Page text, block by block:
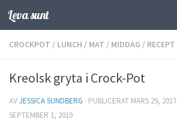
Hoppa till innehåll
Leva sunt
CROCKPOT / LUNCH / MAT / MIDDAG / RECEPT
Kreolsk gryta i Crock-Pot
AVJESSICA SUNDBERG · PUBLICERAT MARS 29, 2017
SEPTEMBER 1, 2019